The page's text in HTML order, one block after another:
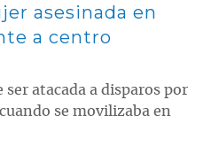
asesinada en
a centro
ser atacada a disparos por
se movilizaba en